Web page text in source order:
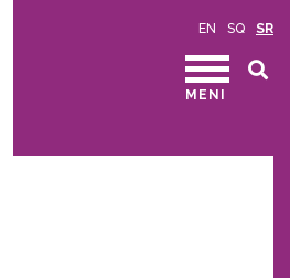
EN SQ SR
MENI